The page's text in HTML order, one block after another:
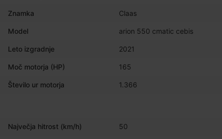
Znamka Claas
Model arion 550 cmatic cebis
Leto izgradnje 2021
Moč motorja (HP) 165
Število ur motorja 1.366
Največja hitrost (km/h) 50